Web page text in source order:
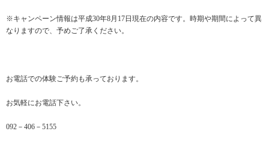
※キャンペーン情報は平成30年8月17日現在の内容です。時期や期間によって異
なりますので、予めご了承ください。
お電話での体験ご予約も承っております。
お気軽にお電話下さい。
092－406－5155